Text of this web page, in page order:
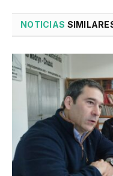
NOTICIAS